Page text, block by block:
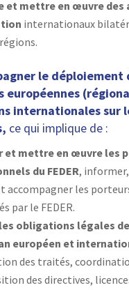
et mettre en œuvre des
internationaux
le déploiement
européennes
internationales sur
ce qui implique de :
et mettre en œuvre les
du FEDER,
accompagner les
par le FEDER.
obligations légales
européen et
des traités,
des directives,